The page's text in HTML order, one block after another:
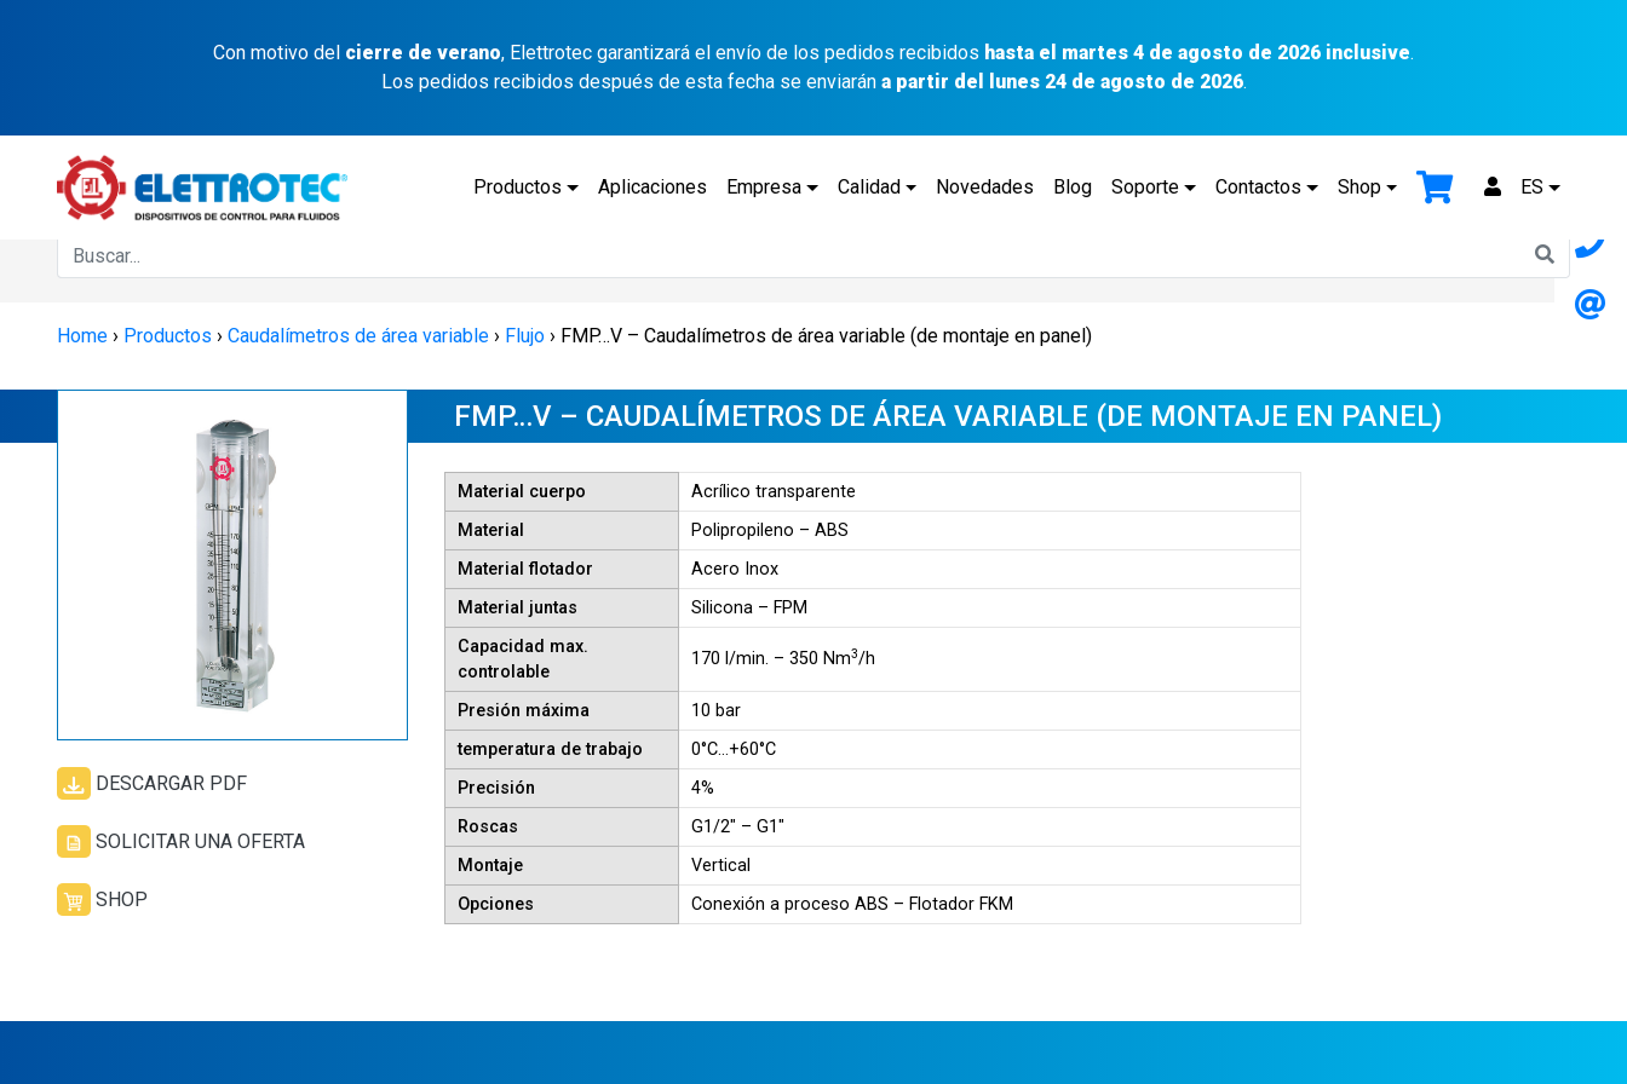
Con motivo del cierre de verano, Elettrotec garantizará el envío de los pedidos recibidos hasta el martes 4 de agosto de 2026 inclusive.
Los pedidos recibidos después de esta fecha se enviarán a partir del lunes 24 de agosto de 2026.
Productos Aplicaciones Empresa Calidad Novedades Blog Soporte Contactos Shop ES
Home › Productos › Caudalímetros de área variable › Flujo › FMP…V – Caudalímetros de área variable (de montaje en panel)
FMP…V – CAUDALÍMETROS DE ÁREA VARIABLE (DE MONTAJE EN PANEL)
DESCARGAR PDF
SOLICITAR UNA OFERTA
SHOP
Material cuerpo
Acrílico transparente
Material
Polipropileno – ABS
Material flotador
Acero Inox
Material juntas
Silicona – FPM
Capacidad max.
controlable
170 l/min. – 350 Nm3/h
Presión máxima
10 bar
temperatura de trabajo
0°C…+60°C
Precisión
4%
Roscas
G1/2″ – G1″
Montaje
Vertical
Opciones
Conexión a proceso ABS – Flotador FKM